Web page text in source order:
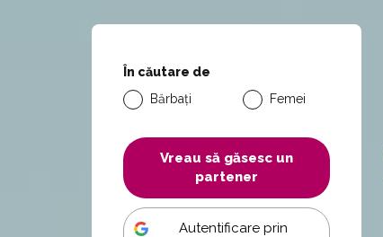
În căutare de
Bărbați
Femei
Vreau să găsesc un
partener
Autentificare prin